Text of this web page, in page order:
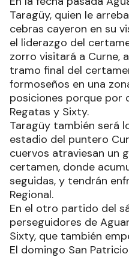
Taragüy, quien le
cebras cayeron en su
el liderazgo del
zorro visitará a Curne,
tramo final del
formoseños en una
posiciones porque por
Regatas y Sixty.
Taragüy también será
estadio del puntero
cuervos atraviesan un
certamen, donde
seguidas, y tendrán
Regional.
En el otro partido del
perseguidores de
Sixty, que también
El domingo San